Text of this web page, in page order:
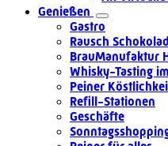
Genießen
Gastro
Rausch
BrauManufaktur
Whisky-Tasting
Peiner
Refill-Stationen
Geschäfte